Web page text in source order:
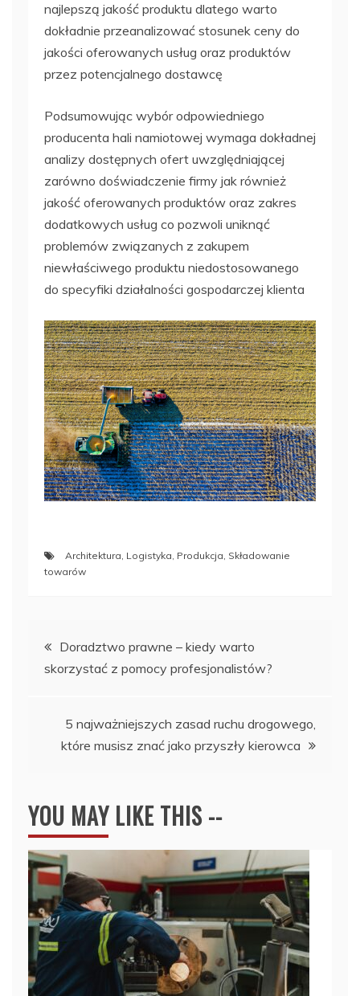
najlepszą jakość produktu dlatego warto
dokładnie przeanalizować stosunek ceny do
jakości oferowanych usług oraz produktów
przez potencjalnego dostawcę
Podsumowując wybór odpowiedniego
producenta hali namiotowej wymaga dokładnej
analizy dostępnych ofert uwzględniającej
zarówno doświadczenie firmy jak również
jakość oferowanych produktów oraz zakres
dodatkowych usług co pozwoli uniknąć
problemów związanych z zakupem
niewłaściwego produktu niedostosowanego
do specyfiki działalności gospodarczej klienta
Architektura, Logistyka, Produkcja, Składowanie
towarów
Nawigacja
wpisu
Doradztwo prawne – kiedy warto
skorzystać z pomocy profesjonalistów?
5 najważniejszych zasad ruchu drogowego,
które musisz znać jako przyszły kierowca
YOU MAY LIKE THIS --